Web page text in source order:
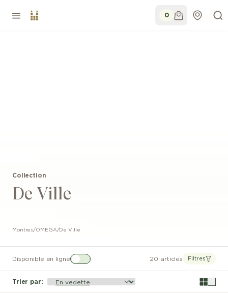
0
Collection
De Ville
Montres/OMEGA/De Ville
Disponible en ligne 20 articles Filtres
Trier par: